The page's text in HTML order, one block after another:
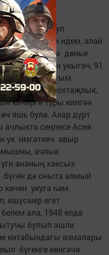
Мин Ягсуп
дип яши идем, алай
түгел генә дөнья
китабын укыгач, 91
яңадан ачтым.
ятимлек, мохтаҗлык,
кичәргә туры килгән
яшь була. Алар дүрт
ачлыкта сеңлесе Асия
ук имгәткеч авыр
ачлык
ананың хаксыз
дә оныта алмый
көчен укуга һәм
яшүсмер егет
ала, 1948 елда
булып эшли
китабындагы язмалары
бүгенге көнгәчә